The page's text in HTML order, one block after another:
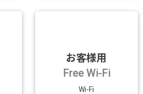
お客様用
Free Wi-Fi
Wi-Fi